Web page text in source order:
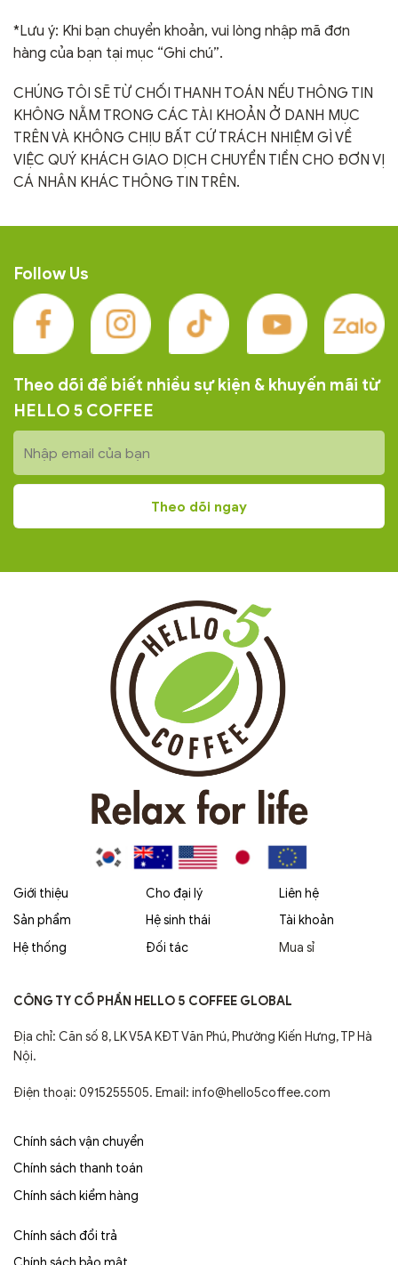
*Lưu ý: Khi bạn chuyển khoản, vui lòng nhập mã đơn
hàng của bạn tại mục “Ghi chú”.
CHÚNG TÔI SẼ TỪ CHỐI THANH TOÁN NẾU THÔNG TIN
KHÔNG NẰM TRONG CÁC TÀI KHOẢN Ở DANH MỤC
TRÊN VÀ KHÔNG CHỊU BẤT CỨ TRÁCH NHIỆM GÌ VỀ
VIỆC QUÝ KHÁCH GIAO DỊCH CHUYỂN TIỀN CHO ĐƠN VỊ
CÁ NHÂN KHÁC THÔNG TIN TRÊN.
Follow Us
Theo dõi để biết nhiều sự kiện & khuyến mãi từ
HELLO 5 COFFEE
Giới thiệu
Sản phẩm
Hệ thống
Cho đại lý
Hệ sinh thái
Đối tác
Liên hệ
Tài khoản
Mua sỉ
CÔNG TY CỔ PHẦN HELLO 5 COFFEE GLOBAL
Địa chỉ: Căn số 8, LK V5A KĐT Văn Phú, Phường Kiến Hưng, TP Hà
Nội.
Điện thoại: 0915255505. Email: info@hello5coffee.com
Chính sách vận chuyển
Chính sách thanh toán
Chính sách kiểm hàng
Chính sách đổi trả